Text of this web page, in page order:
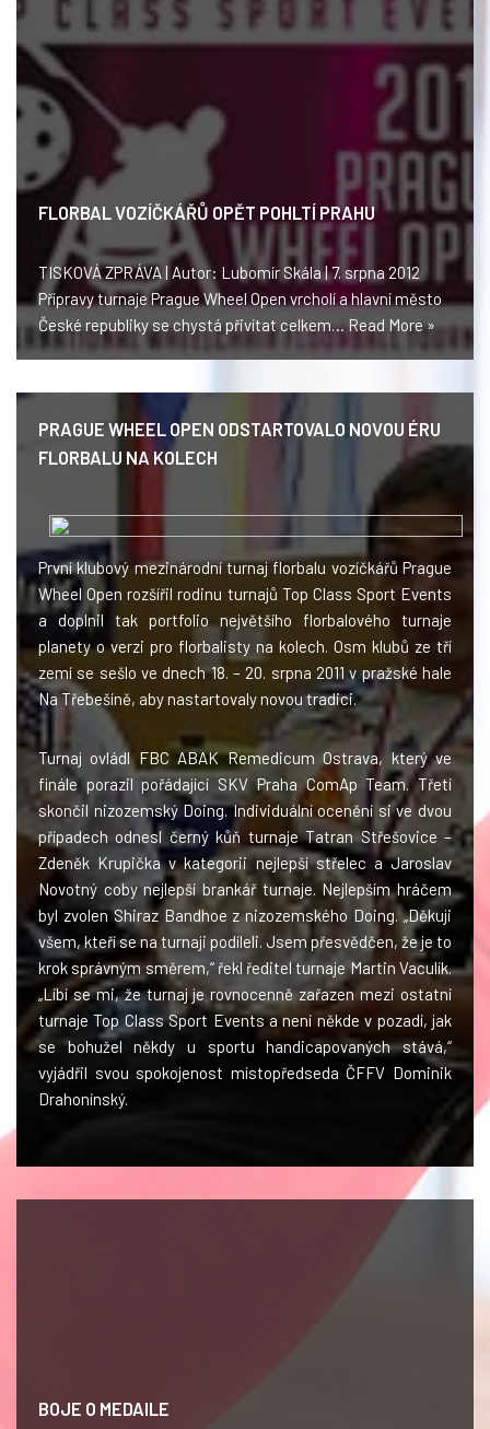
FLORBAL VOZÍČKÁŘŮ OPĚT POHLTÍ PRAHU
TISKOVÁ ZPRÁVA | Autor: Lubomír Skála | 7. srpna 2012
Přípravy turnaje Prague Wheel Open vrcholí a hlavní město
České republiky se chystá přivítat celkem…Read More »
PRAGUE WHEEL OPEN ODSTARTOVALO NOVOU ÉRU
FLORBALU NA KOLECH
První klubový mezinárodní turnaj florbalu vozíčkářů Prague
Wheel Open rozšířil rodinu turnajů Top Class Sport Events
a doplnil tak portfolio největšího florbalového turnaje
planety o verzi pro florbalisty na kolech. Osm klubů ze tří
zemí se sešlo ve dnech 18. – 20. srpna 2011 v pražské hale
Na Třebešíně, aby nastartovaly novou tradici.
Turnaj ovládl FBC ABAK Remedicum Ostrava, který ve
finále porazil pořádající SKV Praha ComAp Team. Třetí
skončil nizozemský Doing. Individuální ocenění si ve dvou
případech odnesl černý kůň turnaje Tatran Střešovice –
Zdeněk Krupička v kategorii nejlepší střelec a Jaroslav
Novotný coby nejlepší brankář turnaje. Nejlepším hráčem
byl zvolen Shiraz Bandhoe z nizozemského Doing. „Děkuji
všem, kteří se na turnaji podíleli. Jsem přesvědčen, že je to
krok správným směrem,“ řekl ředitel turnaje Martin Vaculík.
„Líbí se mi, že turnaj je rovnocenně zařazen mezi ostatní
turnaje Top Class Sport Events a není někde v pozadí, jak
se bohužel někdy u sportu handicapovaných stává,“
vyjádřil svou spokojenost místopředseda ČFFV Dominik
Drahonínský.
BOJE O MEDAILE